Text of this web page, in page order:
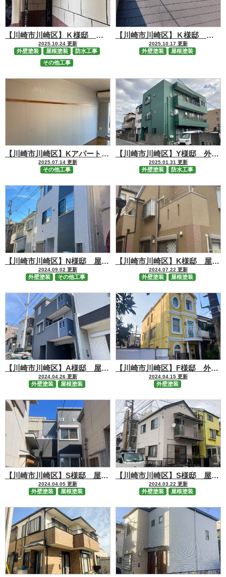
【川崎市川崎区】Ｋ様邸 屋根・外壁・室内塗装(GAINA)、バルコニー防水工事
2025.10.24 更新
外壁塗装 屋根塗装
防水工事
その他工事
【川崎市川崎区】Ｋ様邸 屋根・外壁塗装工事
2025.10.17 更新
外壁塗装 屋根塗装
【川崎市川崎区】Kアパート 室内塗装工事
2025.07.14 更新
その他工事
【川崎市川崎区】Y様邸 外装修繕・防水工事
2025.01.31 更新
外壁塗装 防水工事
【川崎市川崎区】N様邸 屋根カバー・外壁塗装工事
2024.09.02 更新
外壁塗装 その他工事
【川崎市川崎区】K様邸 屋根外壁塗装工事
2024.07.22 更新
外壁塗装 屋根塗装
【川崎市川崎区】A様邸 屋根・外壁塗装工事
2024.04.26 更新
外壁塗装 屋根塗装
【川崎市川崎区】F様邸 外壁塗装工事
2024.04.15 更新
外壁塗装
【川崎市川崎区】S様邸 屋根・外壁塗装工事
2024.04.05 更新
外壁塗装 屋根塗装
【川崎市川崎区】S様邸 屋根・外壁塗装工事
2024.03.22 更新
外壁塗装 屋根塗装